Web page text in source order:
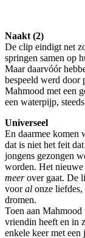
Naakt (2)
De clip eindigt net
springen samen op
Maar daarvóór
bespeeld werd door
Mahmood met een
een waterpijp,
Universeel
En daarmee komen
dat is niet het feit
jongens gezongen
worden. Het nieuwe
meerover gaat. De
vooral onze
dromen.
Toen aan
vriendin heeft en in
enkele keer met